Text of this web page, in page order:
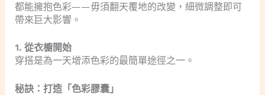
都能擁抱色彩——毋須翻天覆地的改變，細微調整即可
帶來巨大影響。
1. 從衣櫥開始
穿搭是為一天增添色彩的最簡單途徑之一。
秘訣：打造「色彩膠囊」